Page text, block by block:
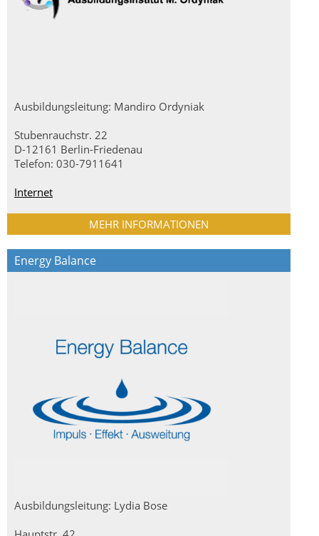
Ausbildungsleitung: Mandiro Ordyniak
Stubenrauchstr. 22
D-12161 Berlin-Friedenau
Telefon: 030-7911641
Internet
MEHR INFORMATIONEN
Energy Balance
Ausbildungsleitung: Lydia Bose